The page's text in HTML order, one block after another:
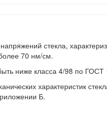
стекла,
70 нм/см.
ниже класса 4/98 по ГОСТ
характеристик
Б.